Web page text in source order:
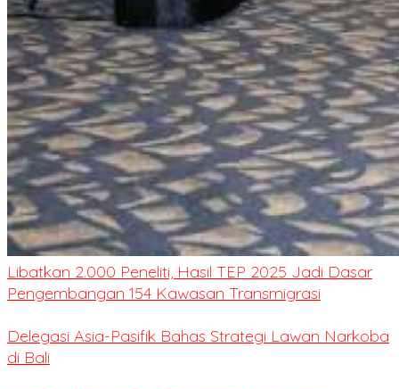
Libatkan 2.000 Peneliti, Hasil TEP 2025 Jadi Dasar
Pengembangan 154 Kawasan Transmigrasi
Delegasi Asia-Pasifik Bahas Strategi Lawan Narkoba
di Bali